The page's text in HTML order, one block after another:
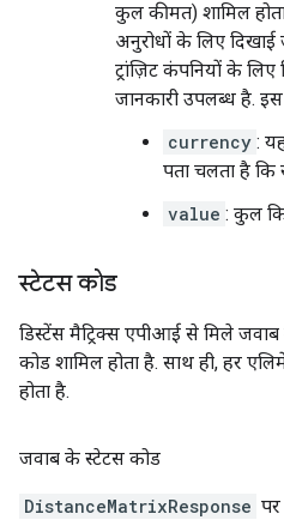
कुल कीमत) शामिल होता
अनुरोधों के लिए दिखाई
ट्रांज़िट कंपनियों के
जानकारी उपलब्ध है.
currency :
पता चलता है कि
value : कुल
स्टेटस कोड
डिस्टेंस मैट्रिक्स एपीआई से मिले
कोड शामिल होता है. साथ ही, हर
होता है.
जवाब के स्टेटस कोड
DistanceMatrixResponse